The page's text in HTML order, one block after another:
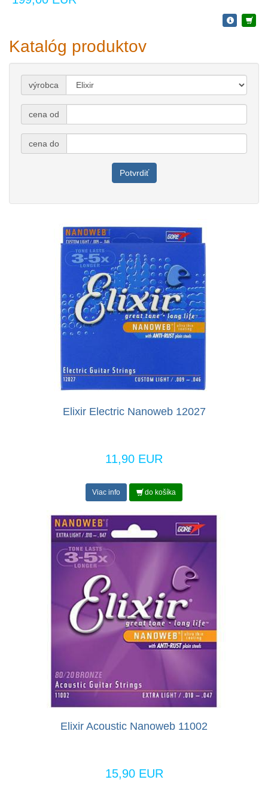
Katalóg produktov
výrobca
cena od
cena do
Potvrdiť
Elixir Electric Nanoweb 12027
11,90 EUR
Viac info do košíka
Elixir Acoustic Nanoweb 11002
15,90 EUR